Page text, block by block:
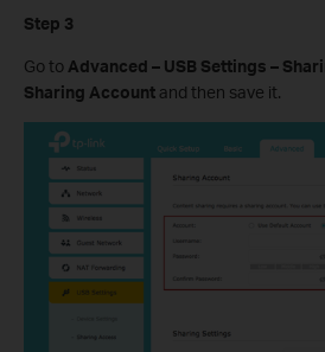
Step 3
Go to Advanced – USB Settings –
Sharing Account and then save it.